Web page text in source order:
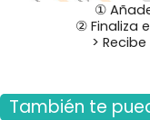
①
② Finaliza
>
También te